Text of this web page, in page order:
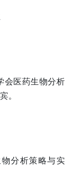
会医药生物分析
。
分析策略与实